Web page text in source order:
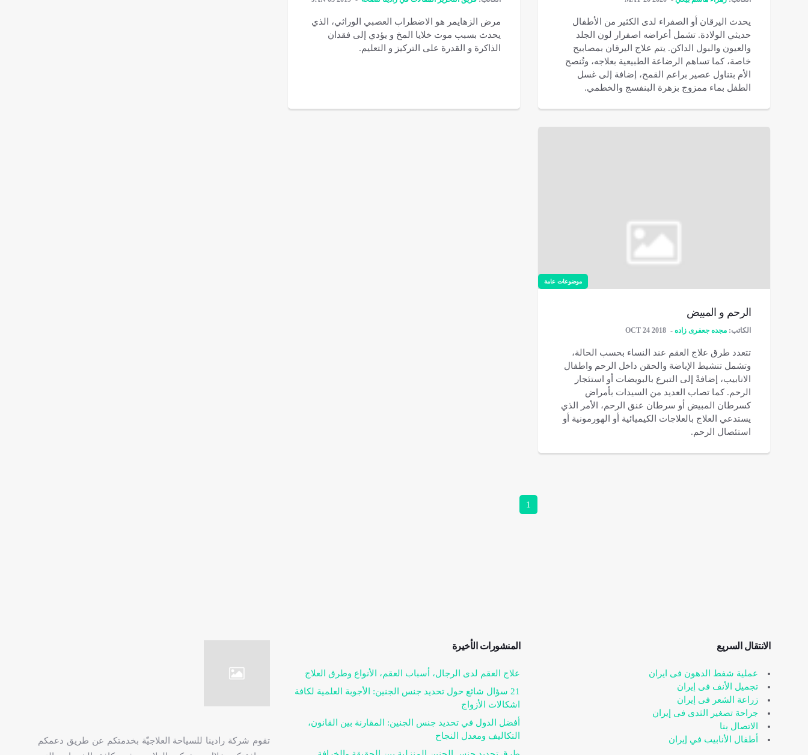
يحدث اليرقان أو الصفراء لدى الكثير من الأطفال
حديثي الولادة. تشمل أعراضه اصفرار لون الجلد
والعيون والبول الداكن. يتم علاج اليرقان بمصابيح
خاصة، كما تساهم الرضاعة الطبيعية بعلاجه، وتُنصح
الأم بتناول عصير براعم القمح، إضافة إلى غسل
الطفل بماء ممزوج بزهرة البنفسج والخطمي.
مرض الزهايمر هو الاضطراب العصبي الوراثي، الذي
يحدث بسبب موت خلايا المخ و يؤدي إلى فقدان
الذاكرة و القدرة على التركيز و التعليم.
موضوعات عامة
الرحم و المبيض
الكاتب: مجده جعفری زاده OCT 24 2018
تتعدد طرق علاج العقم عند النساء بحسب الحالة،
وتشمل تنشيط الإباضة والحقن داخل الرحم واطفال
الانابيب، إضافةً إلى التبرع بالبويضات أو استئجار
الرحم. كما تصاب العديد من السيدات بأمراض
كسرطان المبيض أو سرطان عنق الرحم، الأمر الذي
يستدعي العلاج بالعلاجات الكيميائية أو الهورمونية أو
استئصال الرحم.
1
الانتقال السریع
عملیة شفط الدهون فی ایران
تجميل الأنف فی إیران
زراعة الشعر فی إیران
جراحة تصغیر الثدی فی إیران
الاتصال بنا
أطفال الأنابيب في إيران
المنشورات الأخيرة
علاج العقم لدى الرجال، أسباب العقم، الأنواع وطرق العلاج
21 سؤال شائع حول تحديد جنس الجنين: الأجوبة العلمية لكافة
اشكالات الأزواج
أفضل الدول في تحديد جنس الجنين: المقارنة بين القانون،
التكاليف ومعدل النجاح
تقوم شركة رادينا للسياحة العلاجيّة بخدمتكم عن طريق دعمكم